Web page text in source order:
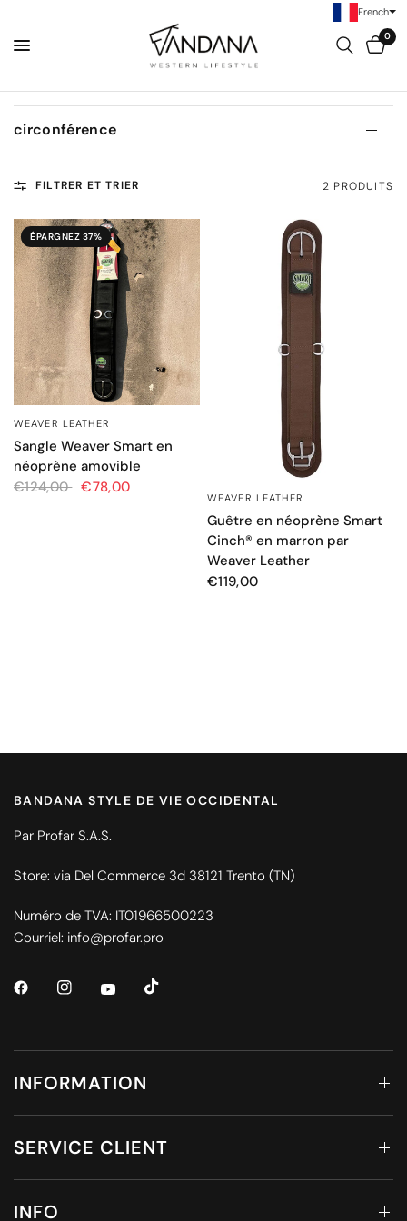
0
circonférence
FILTRER ET TRIER 2 PRODUITS
ÉPARGNEZ 37%
APERÇU RAPIDE
WEAVER LEATHER
Sangle Weaver Smart en
néoprène amovible
€124,00 €78,00
APERÇU RAPIDE
WEAVER LEATHER
Guêtre en néoprène Smart
Cinch® en marron par
Weaver Leather
€119,00
BANDANA STYLE DE VIE OCCIDENTAL
Par Profar S.A.S.
Store: via Del Commerce 3d 38121 Trento (TN)
Numéro de TVA: IT01966500223
Courriel: info@profar.pro
INFORMATION
SERVICE CLIENT
INFO
French